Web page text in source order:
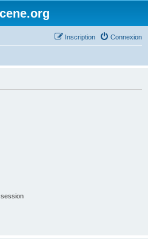
Connexion
Inscription